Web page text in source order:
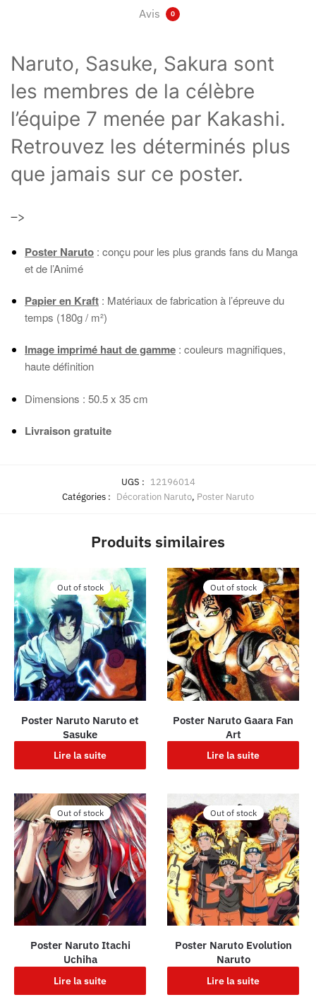
Avis
0
Naruto, Sasuke, Sakura sont
les membres de la célèbre
l’équipe 7 menée par Kakashi.
Retrouvez les déterminés plus
que jamais sur ce poster.
–>
Poster Naruto : conçu pour les plus grands fans du Manga
et de l’Animé
Papier en Kraft : Matériaux de fabrication à l’épreuve du
temps (180g / m²)
Image imprimé haut de gamme : couleurs magnifiques,
haute définition
Dimensions : 50.5 x 35 cm
Livraison gratuite
UGS : 12196014
Catégories : Décoration Naruto, Poster Naruto
Produits similaires
Out of stock
Poster Naruto Naruto et
Sasuke
Lire la suite
Out of stock
Poster Naruto Gaara Fan
Art
Lire la suite
Out of stock
Poster Naruto Itachi
Uchiha
Lire la suite
Out of stock
Poster Naruto Evolution
Naruto
Lire la suite